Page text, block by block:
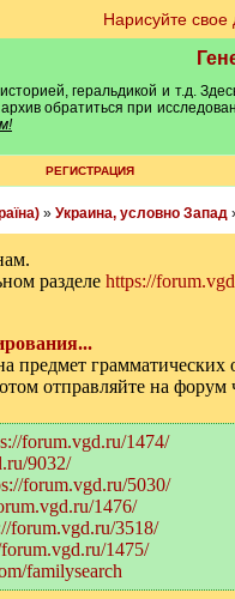
Нарисуйте
геральдикой и т.д.
обратиться при
РЕГИСТРАЦИЯ
» Украина, условно Запад
разделе https://
предмет
отправляйте на форум
forum.vgd.ru/1474/
9032/
forum.vgd.ru/5030/
1476/
forum.vgd.ru/3518/
1475/
familysearch